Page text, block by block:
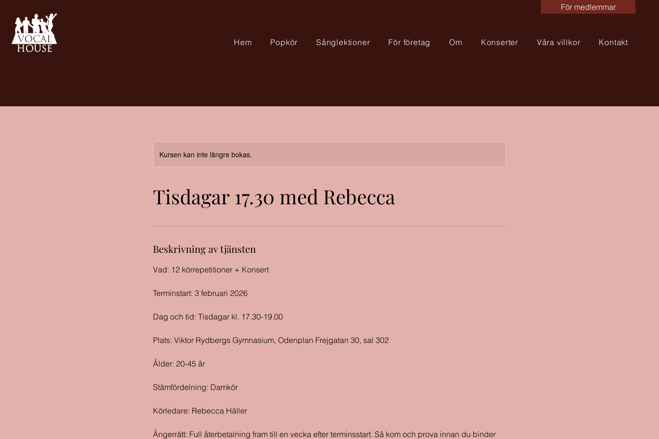
För medlemmar
Hem Popkör Sånglektioner För företag Om Konserter Våra villkor Kontakt
Kursen kan inte längre bokas.
Tisdagar 17.30 med Rebecca
Beskrivning av tjänsten
Vad: 12 körrepetitioner + Konsert
Terminstart: 3 februari 2026
Dag och tid: Tisdagar kl. 17.30-19.00
Plats: Viktor Rydbergs Gymnasium, Odenplan Frejgatan 30, sal 302
Ålder: 20-45 år
Stämfördelning: Damkör
Körledare: Rebecca Häller
Ångerrätt: Full återbetalning fram till en vecka efter terminsstart. Så kom och prova innan du binder